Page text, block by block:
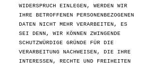
WIDERSPRUCH EINLEGEN, WERDEN WIR
IHRE BETROFFENEN PERSONENBEZOGENEN
DATEN NICHT MEHR VERARBEITEN, ES
SEI DENN, WIR KÖNNEN ZWINGENDE
SCHUTZWÜRDIGE GRÜNDE FÜR DIE
VERARBEITUNG NACHWEISEN, DIE IHRE
INTERESSEN, RECHTE UND FREIHEITEN